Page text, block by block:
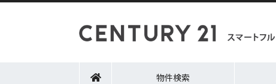
物件検索